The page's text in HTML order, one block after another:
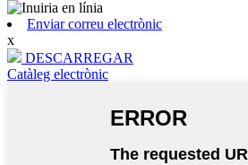
Enviar correu electrònic
x
DESCARREGAR
Catàleg electrònic